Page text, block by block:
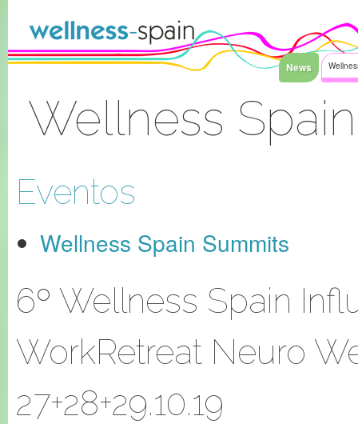
News
Wellness
Eventos
Wellness Spain Summits
6º Wellness Spain
WorkRetreat Neuro
27+28+29.10.19